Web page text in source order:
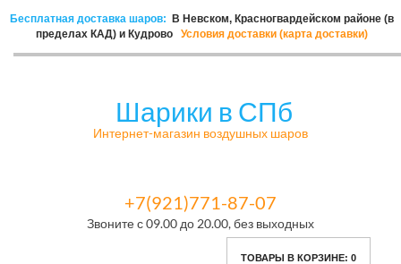
Бесплатная доставка шаров:
В Невском, Красногвардейском районе (в
пределах КАД) и Кудрово
Условия доставки (карта доставки)
Шарики в СПб
Интернет-магазин воздушных шаров
+7(921)771-87-07
Звоните с 09.00 до 20.00, без выходных
ТОВАРЫ В КОРЗИНЕ: 0